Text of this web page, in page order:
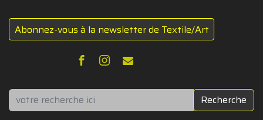
Abonnez-vous à la newsletter de Textile/Art
Rechercher Recherche